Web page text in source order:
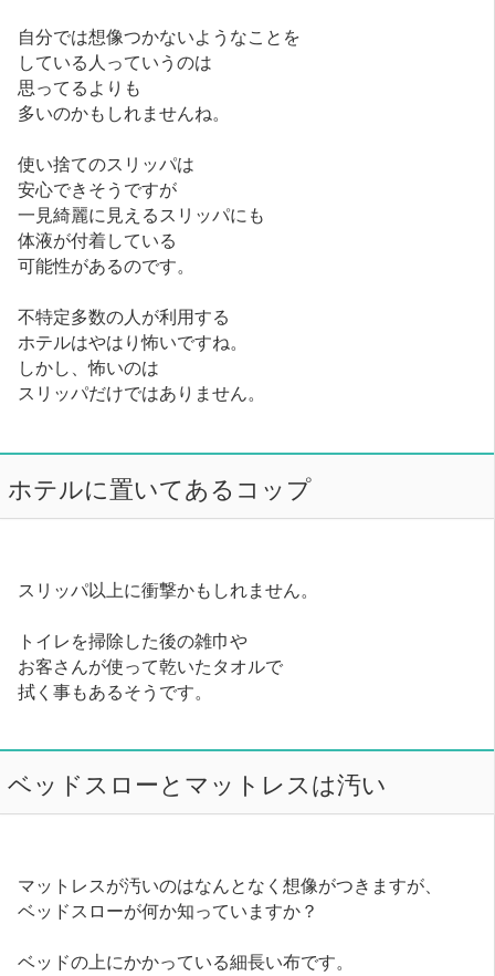
自分では想像つかないようなことを
している人っていうのは
思ってるよりも
多いのかもしれませんね。
使い捨てのスリッパは
安心できそうですが
一見綺麗に見えるスリッパにも
体液が付着している
可能性があるのです。
不特定多数の人が利用する
ホテルはやはり怖いですね。
しかし、怖いのは
スリッパだけではありません。
ホテルに置いてあるコップ
スリッパ以上に衝撃かもしれません。
トイレを掃除した後の雑巾や
お客さんが使って乾いたタオルで
拭く事もあるそうです。
ベッドスローとマットレスは汚い
マットレスが汚いのはなんとなく想像がつきますが、
ベッドスローが何か知っていますか？
ベッドの上にかかっている細長い布です。